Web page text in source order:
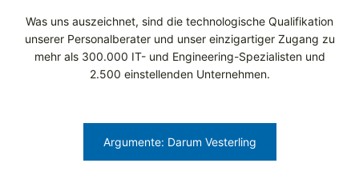
Was uns auszeichnet, sind die technologische Qualifikation
unserer Personalberater und unser einzigartiger Zugang zu
mehr als 300.000 IT- und Engineering-Spezialisten und
2.500 einstellenden Unternehmen.
Argumente: Darum Vesterling